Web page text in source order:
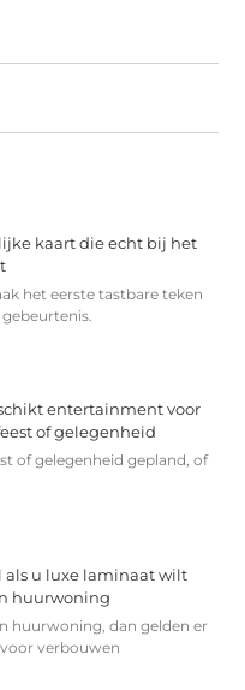
kaart die echt bij het
het eerste tastbare teken
entertainment voor
of gelegenheid
of gelegenheid gepland, of
als u luxe laminaat wilt
huurwoning
huurwoning, dan gelden er
verbouwen